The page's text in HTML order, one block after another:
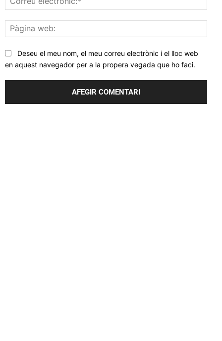
web:
Deseu el meu nom, el meu correu electrònic i el lloc web
en aquest navegador per a la propera vegada que ho faci.